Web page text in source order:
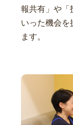
報共有」や「
いった機会を
ます。